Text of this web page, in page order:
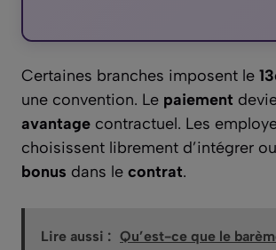
Certaines branches imposent le
une convention. Le paiement
avantage contractuel. Les
choisissent librement d’intégrer
bonus dans le contrat.
Lire aussi : Qu’est-ce que le